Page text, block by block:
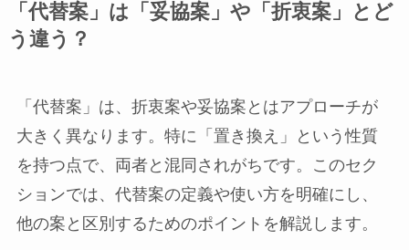
「代替案」は「妥協案」や「折衷案」とど
う違う？
「代替案」は、折衷案や妥協案とはアプローチが
大きく異なります。特に「置き換え」という性質
を持つ点で、両者と混同されがちです。このセク
ションでは、代替案の定義や使い方を明確にし、
他の案と区別するためのポイントを解説します。